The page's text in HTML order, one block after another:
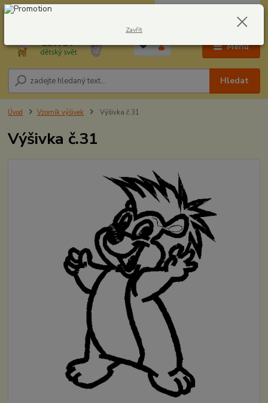
Menu
Hledat
604278943 0,00 Kč
Úvod Vzorník výšivek Výšivka č.31
Výšivka č.31
Zavřít